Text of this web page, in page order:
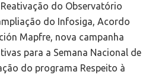
do Observatório
do Infosiga, Acordo
Mapfre, nova campanha
para a Semana Nacional de
do programa Respeito à